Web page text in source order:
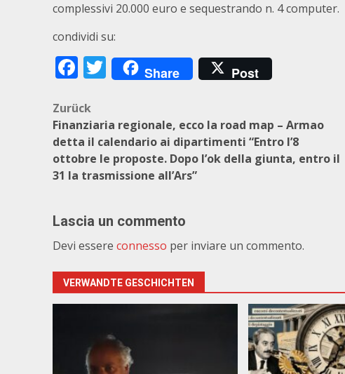
complessivi 20.000 euro e sequestrando n. 4 computer.
condividi su:
Facebook
Twitter
Share Post
Beitragsnavigation
Zurück
Finanziaria regionale, ecco la road map – Armao
detta il calendario ai dipartimenti “Entro l’8
ottobre le proposte. Dopo l’ok della giunta, entro il
31 la trasmissione all’Ars”
Lascia un commento
Devi essere connesso per inviare un commento.
VERWANDTE GESCHICHTEN